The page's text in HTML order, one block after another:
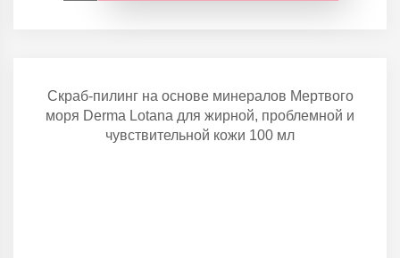
Скраб-пилинг на основе минералов Мертвого
моря Derma Lotana для жирной, проблемной и
чувствительной кожи 100 мл